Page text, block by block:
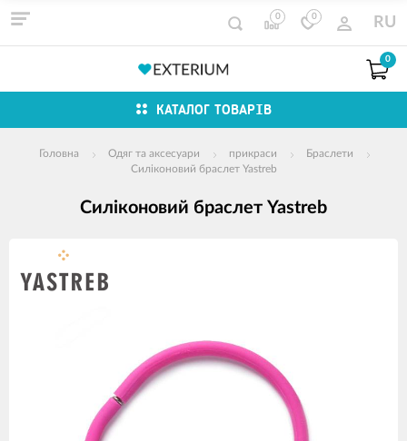
0 0 RU
0
КАТАЛОГ ТОВАРІВ
Головна Одяг та аксесуари прикраси
Браслети
Силіконовий браслет Yastreb
Силіконовий браслет Yastreb
зображення
продуктів